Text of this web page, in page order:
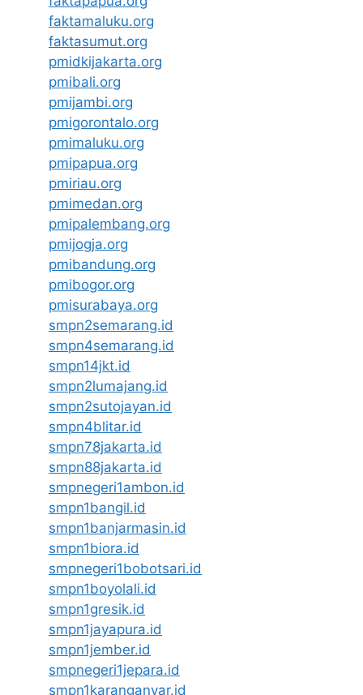
faktamaluku.org
faktasumut.org
pmidkijakarta.org
pmibali.org
pmijambi.org
pmigorontalo.org
pmimaluku.org
pmipapua.org
pmiriau.org
pmimedan.org
pmipalembang.org
pmijogja.org
pmibandung.org
pmibogor.org
pmisurabaya.org
smpn2semarang.id
smpn4semarang.id
smpn14jkt.id
smpn2lumajang.id
smpn2sutojayan.id
smpn4blitar.id
smpn78jakarta.id
smpn88jakarta.id
smpnegeri1ambon.id
smpn1bangil.id
smpn1banjarmasin.id
smpn1biora.id
smpnegeri1bobotsari.id
smpn1boyolali.id
smpn1gresik.id
smpn1jayapura.id
smpn1jember.id
smpnegeri1jepara.id
smpn1karanganyar.id